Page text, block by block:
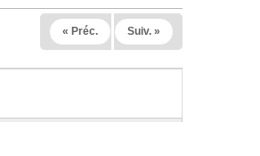
« Préc. Suiv. »